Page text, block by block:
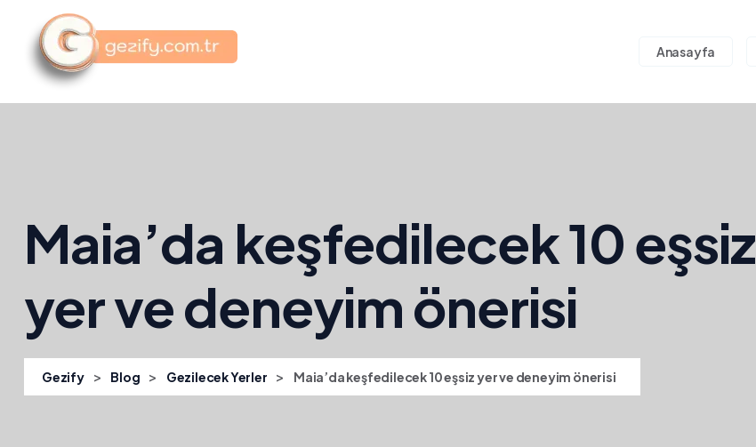
Anasayfa
Maia’da keşfedilecek 10 eşsiz
yer ve deneyim önerisi
Gezify > Blog > Gezilecek Yerler > Maia’da keşfedilecek 10 eşsiz yer ve deneyim önerisi